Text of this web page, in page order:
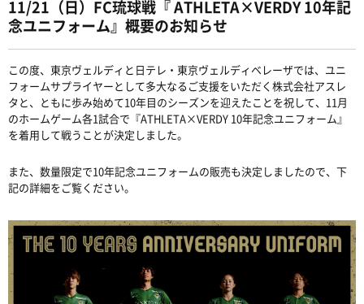
11/21（日）FC琉球戦『 ATHLETA×VERDY 10年記
念ユニフォーム』概要のお知らせ
この度、東京ヴェルディと日テレ・東京ヴェルディベレーザでは、ユニ
フォームサプライヤーとして多大なるご支援をいただく株式会社アスレ
タと、ともに歩み始めて10年目のシーズンを迎えたことを祝して、11月
のホームゲーム各1試合で『ATHLETA×VERDY 10年記念ユニフォーム』
を着用して戦うことが決定しました。
また、数量限定で10年記念ユニフォームの販売も決定しましたので、下
記の詳細をご覧ください。